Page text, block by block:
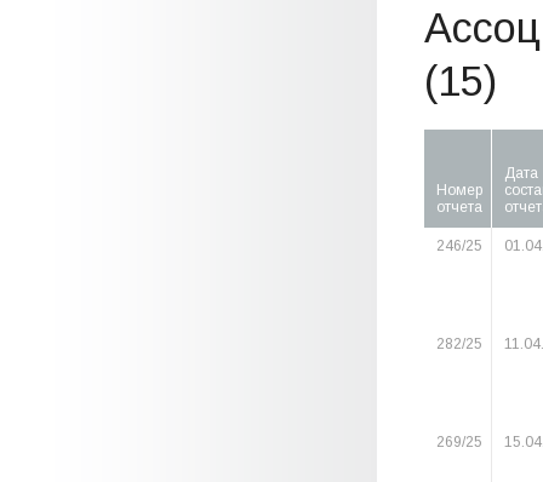
(15)
Номер
отчета
Дата
246/25
282/25
269/25